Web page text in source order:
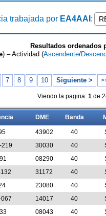
trabajada por EA4AAI :
Resultados ordenados
) – Actividad (Ascendente/
7 8 9 10 Siguiente >
Viendo la pagina: 1de
DME Banda
43902 40
219 30030 40
08290 40
31172 40
23080 40
14017 40
08043 40